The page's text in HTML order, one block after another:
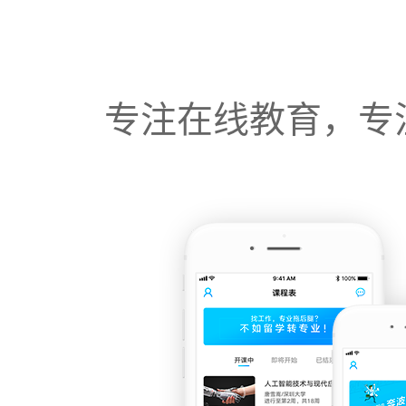
专注在线教育，